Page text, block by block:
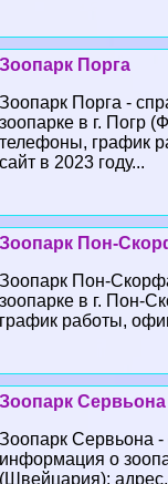
Зоопарк Порга
Зоопарк Порга -
зоопарке в г. Погр
телефоны, график
сайт в 2023 году...
Зоопарк Пон-
Зоопарк Пон-
зоопарке в г. Пон-
график работы,
Зоопарк Сервьона
Зоопарк Сервьона -
информация о
(Швейцария):